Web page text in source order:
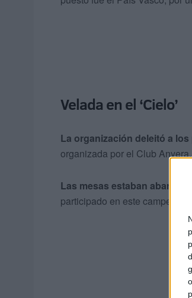
Velada en el ‘Cielo’
La organización deleitó a
organizada por el Club
Las mesas estaban
participado en este